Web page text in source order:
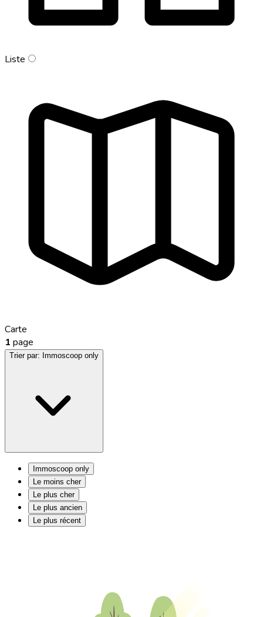
Liste
Carte
1 page
Trier par: Immoscoop only
Immoscoop only
Le moins cher
Le plus cher
Le plus ancien
Le plus récent